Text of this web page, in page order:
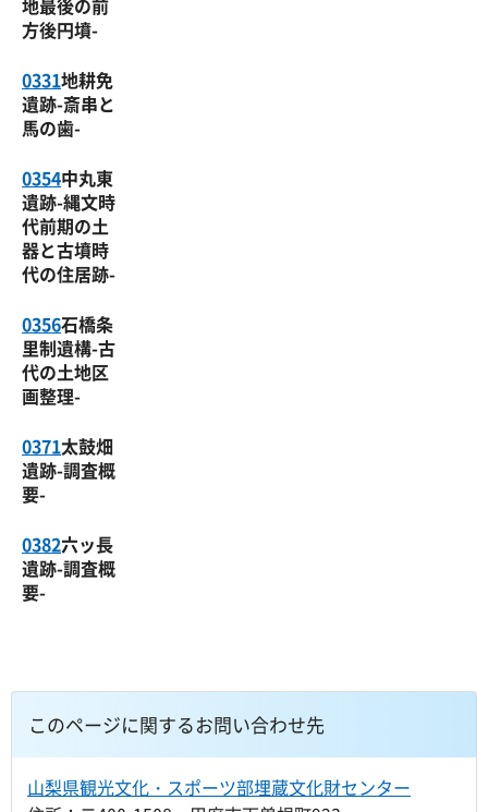
方後円墳-
0331地耕免
遺跡-斎串と
馬の歯-
0354中丸東
遺跡-縄文時
代前期の土
器と古墳時
代の住居跡-
0356石橋条
里制遺構-古
代の土地区
画整理-
0371太鼓畑
遺跡-調査概
要-
0382六ッ長
遺跡-調査概
要-
このページに関するお問い合わせ先
山梨県観光文化・スポーツ部埋蔵文化財センター